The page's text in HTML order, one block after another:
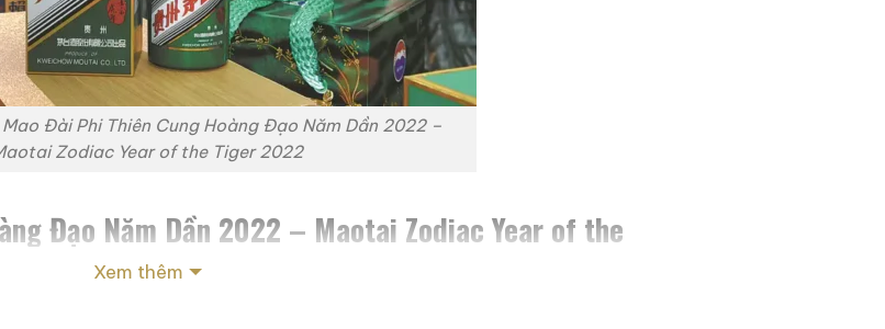
Đài Phi Thiên Cung Hoàng Đạo Năm Dần 2022 –
Zodiac Year of the Tiger 2022
Đạo Năm Dần 2022 – Maotai Zodiac Year of the
Xem thêm